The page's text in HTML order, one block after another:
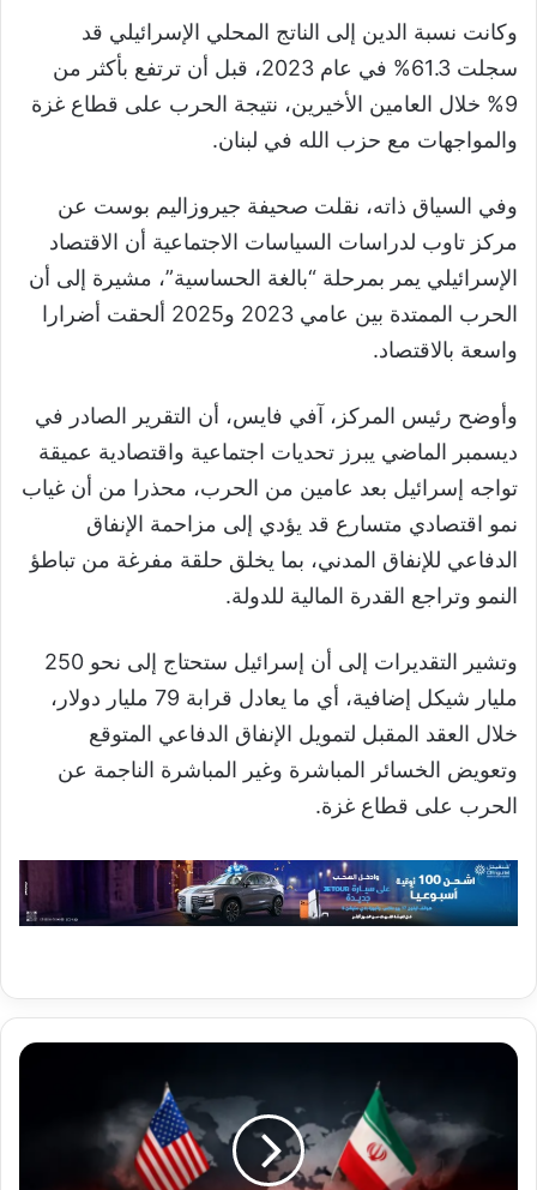
وكانت نسبة الدين إلى الناتج المحلي الإسرائيلي قد
سجلت 61.3% في عام 2023، قبل أن ترتفع بأكثر من
9% خلال العامين الأخيرين، نتيجة الحرب على قطاع غزة
والمواجهات مع حزب الله في لبنان.
وفي السياق ذاته، نقلت صحيفة جيروزاليم بوست عن
مركز تاوب لدراسات السياسات الاجتماعية أن الاقتصاد
الإسرائيلي يمر بمرحلة “بالغة الحساسية”، مشيرة إلى أن
الحرب الممتدة بين عامي 2023 و2025 ألحقت أضرارا
واسعة بالاقتصاد.
وأوضح رئيس المركز، آفي فايس، أن التقرير الصادر في
ديسمبر الماضي يبرز تحديات اجتماعية واقتصادية عميقة
تواجه إسرائيل بعد عامين من الحرب، محذرا من أن غياب
نمو اقتصادي متسارع قد يؤدي إلى مزاحمة الإنفاق
الدفاعي للإنفاق المدني، بما يخلق حلقة مفرغة من تباطؤ
النمو وتراجع القدرة المالية للدولة.
وتشير التقديرات إلى أن إسرائيل ستحتاج إلى نحو 250
مليار شيكل إضافية، أي ما يعادل قرابة 79 مليار دولار،
خلال العقد المقبل لتمويل الإنفاق الدفاعي المتوقع
وتعويض الخسائر المباشرة وغير المباشرة الناجمة عن
الحرب على قطاع غزة.
ساعات
المفاوضات